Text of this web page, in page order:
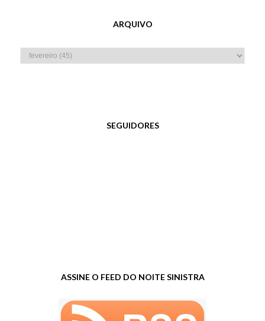
ARQUIVO
SEGUIDORES
ASSINE O FEED DO NOITE SINISTRA